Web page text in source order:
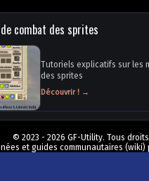
combat des sprites
Tutoriels explicatifs sur les
des sprites
Découvrir ! →
© 2023 - 2026 GF-Utility. Tous
et guides communautaires (wiki)